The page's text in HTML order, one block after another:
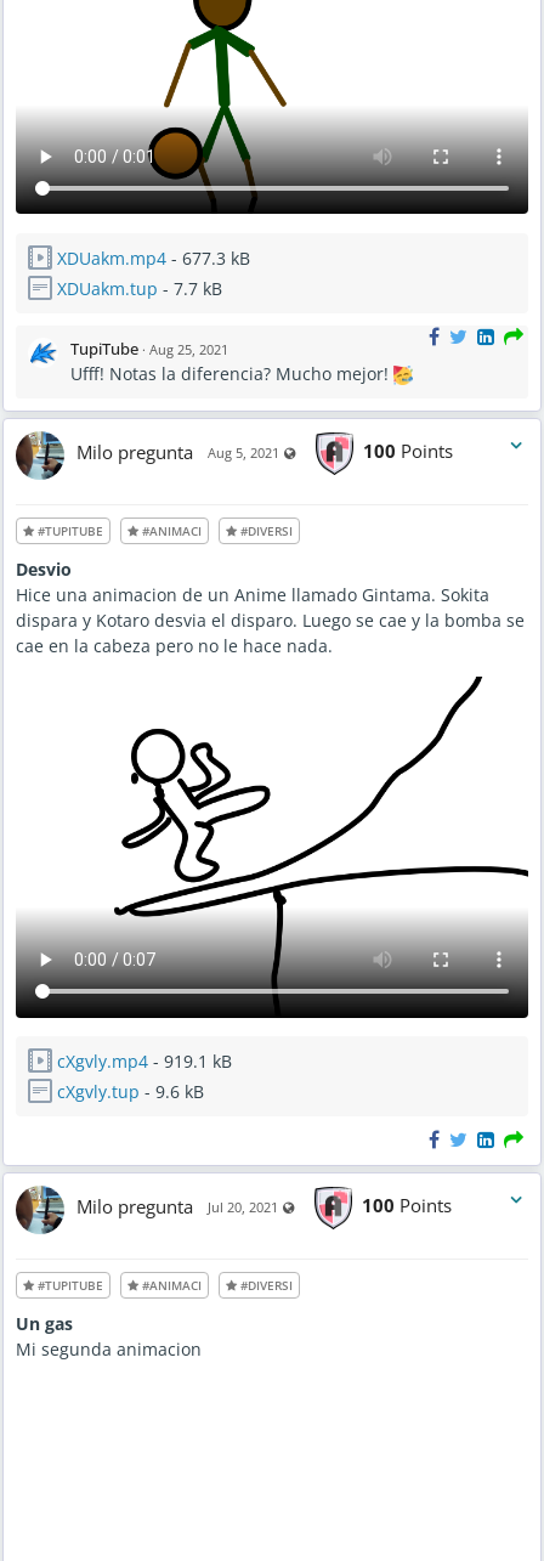
XDUakm.mp4 - 677.3 kB
XDUakm.tup - 7.7 kB
TupiTube · Aug 25, 2021
Ufff! Notas la diferencia? Mucho mejor!
Milo pregunta Aug 5, 2021 Visible also to unregistered users
100 Points
#TUPITUBE #ANIMACI #DIVERSI
Desvio
Hice una animacion de un Anime llamado Gintama. Sokita
dispara y Kotaro desvia el disparo. Luego se cae y la bomba se
cae en la cabeza pero no le hace nada.
cXgvly.mp4 - 919.1 kB
cXgvly.tup - 9.6 kB
Milo pregunta Jul 20, 2021 Visible also to unregistered users
100 Points
#TUPITUBE #ANIMACI #DIVERSI
Un gas
Mi segunda animacion